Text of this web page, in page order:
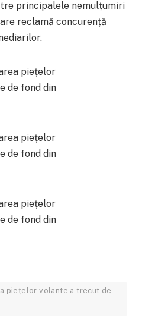
principalele nemulțumiri
reclamă concurență
piețelor volante a trecut de